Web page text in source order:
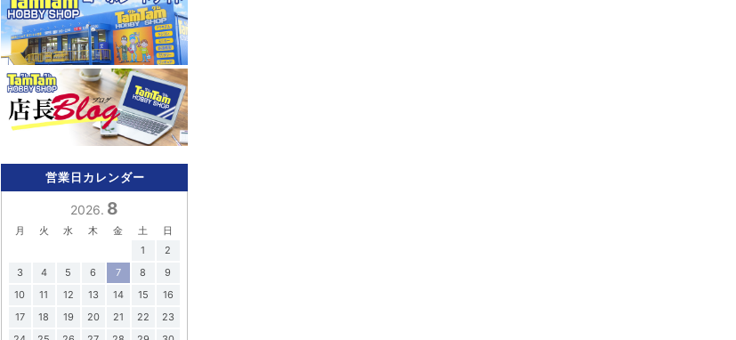
営業日カレンダー
2026. 8
月 火 水 木 金 土
日
1
2
3
4 5 6 7 8
9
10
11 12 13 14 15
16
17
18 19 20 21 22
23